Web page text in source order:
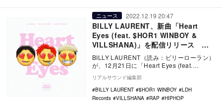
ニュース 2022.12.19 20:47
BILLY LAURENT、新曲「Heart
Eyes (feat. $HOR1 WINBOY &
VILLSHANA)」を配信リリース 約1
年ぶりとなる3人のコラボ
BILLY LAURENT（読み：ビリーローラン）
が、12月21日に「Heart Eyes (feat.
$HOR1 WINBO…
リアルサウンド編集部
BILLY LAURENT
$HOR1 WINBOY
LDH
Records
VILLSHANA RAP HIPHOP